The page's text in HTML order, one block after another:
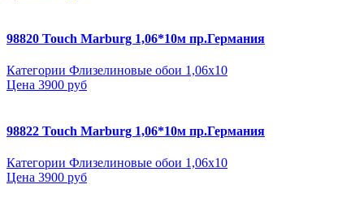
98820 Touch Marburg 1,06*10м пр.Германия
Категории Флизелиновые обои 1,06х10
Цена 3900 руб
98822 Touch Marburg 1,06*10м пр.Германия
Категории Флизелиновые обои 1,06х10
Цена 3900 руб